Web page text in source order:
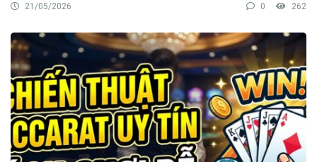
21/05/2026 0 262